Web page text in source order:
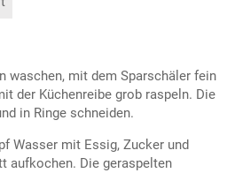
waschen, mit dem Sparschäler fein
der Küchenreibe grob raspeln. Die
in Ringe schneiden.
Wasser mit Essig, Zucker und
aufkochen. Die geraspelten